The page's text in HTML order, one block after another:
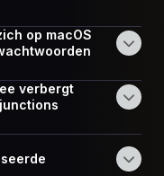
op macOS
verbergt